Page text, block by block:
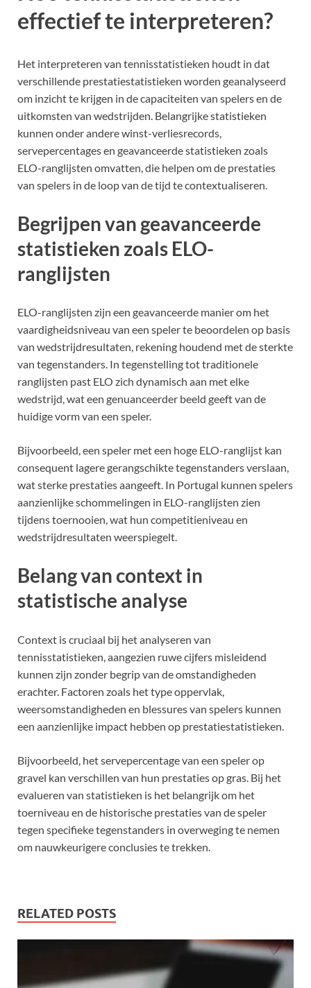
effectief te interpreteren?
Het interpreteren van tennisstatistieken houdt in dat
verschillende prestatiestatistieken worden geanalyseerd
om inzicht te krijgen in de capaciteiten van spelers en de
uitkomsten van wedstrijden. Belangrijke statistieken
kunnen onder andere winst-verliesrecords,
servepercentages en geavanceerde statistieken zoals
ELO-ranglijsten omvatten, die helpen om de prestaties
van spelers in de loop van de tijd te contextualiseren.
Begrijpen van geavanceerde
statistieken zoals ELO-
ranglijsten
ELO-ranglijsten zijn een geavanceerde manier om het
vaardigheidsniveau van een speler te beoordelen op basis
van wedstrijdresultaten, rekening houdend met de sterkte
van tegenstanders. In tegenstelling tot traditionele
ranglijsten past ELO zich dynamisch aan met elke
wedstrijd, wat een genuanceerder beeld geeft van de
huidige vorm van een speler.
Bijvoorbeeld, een speler met een hoge ELO-ranglijst kan
consequent lagere gerangschikte tegenstanders verslaan,
wat sterke prestaties aangeeft. In Portugal kunnen spelers
aanzienlijke schommelingen in ELO-ranglijsten zien
tijdens toernooien, wat hun competitieniveau en
wedstrijdresultaten weerspiegelt.
Belang van context in
statistische analyse
Context is cruciaal bij het analyseren van
tennisstatistieken, aangezien ruwe cijfers misleidend
kunnen zijn zonder begrip van de omstandigheden
erachter. Factoren zoals het type oppervlak,
weersomstandigheden en blessures van spelers kunnen
een aanzienlijke impact hebben op prestatiestatistieken.
Bijvoorbeeld, het servepercentage van een speler op
gravel kan verschillen van hun prestaties op gras. Bij het
evalueren van statistieken is het belangrijk om het
toerniveau en de historische prestaties van de speler
tegen specifieke tegenstanders in overweging te nemen
om nauwkeurigere conclusies te trekken.
RELATED POSTS